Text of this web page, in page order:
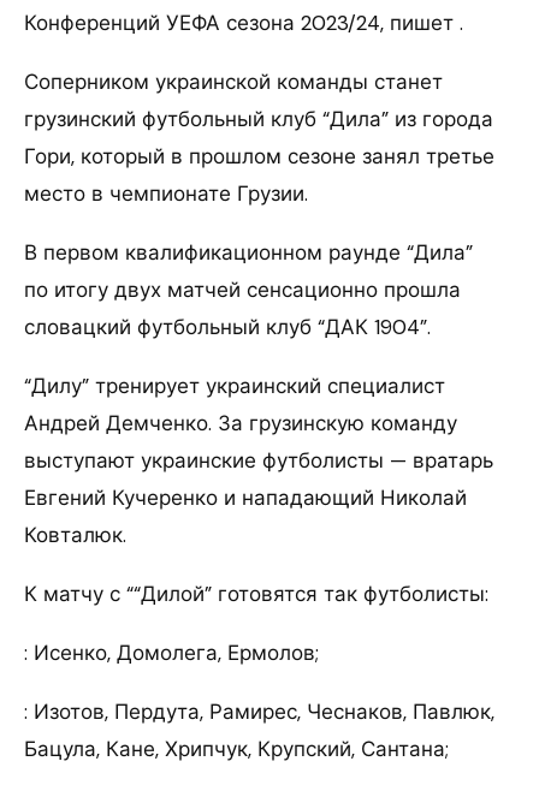
Конференций УЕФА сезона 2023/24, пишет .
Соперником украинской команды станет
грузинский футбольный клуб “Дила” из города
Гори, который в прошлом сезоне занял третье
место в чемпионате Грузии.
В первом квалификационном раунде “Дила”
по итогу двух матчей сенсационно прошла
словацкий футбольный клуб “ДАК 1904”.
“Дилу” тренирует украинский специалист
Андрей Демченко. За грузинскую команду
выступают украинские футболисты — вратарь
Евгений Кучеренко и нападающий Николай
Ковталюк.
К матчу с ““Дилой” готовятся так футболисты:
: Исенко, Домолега, Ермолов;
: Изотов, Пердута, Рамирес, Чеснаков, Павлюк,
Бацула, Кане, Хрипчук, Крупский, Сантана;